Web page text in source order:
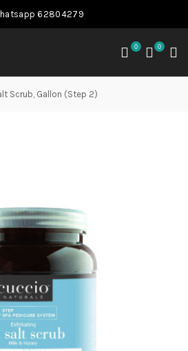
62804279
0 0
Scrub, Gallon (Step 2)